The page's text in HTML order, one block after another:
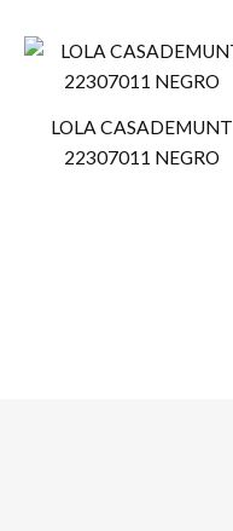
LOLA CASADEMUNT
22307011 NEGRO